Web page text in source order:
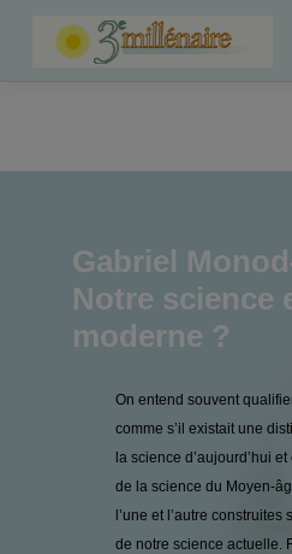
Gabriel
Notre science
moderne ?
On entend souvent
comme s’il existait une
la science d’aujourd’hui
de la science du Moyen-
l’une et l’autre
de notre science actuelle.